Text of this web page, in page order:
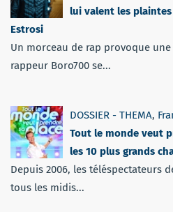
lui valent les
Estrosi
Un morceau de rap provoque
rappeur Boro700 se...
DOSSIER - THEMA,
Tout le monde veut
les 10 plus grands
Depuis 2006, les téléspectateurs
tous les midis...